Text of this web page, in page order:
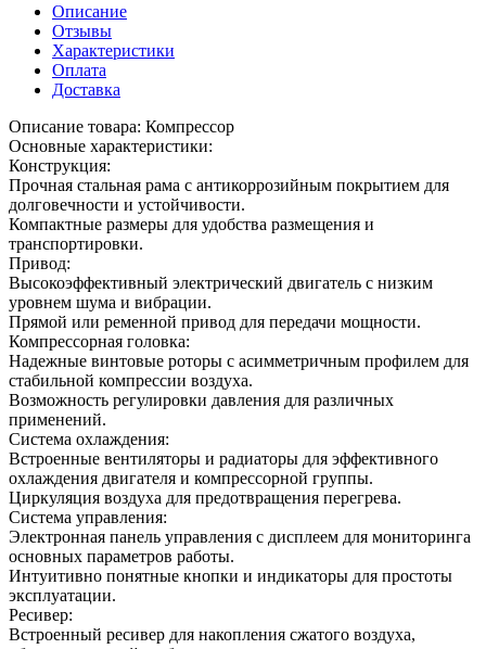
Описание
Отзывы
Характеристики
Оплата
Доставка
Описание товара: Компрессор
Основные характеристики:
Конструкция:
Прочная стальная рама с антикоррозийным покрытием для
долговечности и устойчивости.
Компактные размеры для удобства размещения и
транспортировки.
Привод:
Высокоэффективный электрический двигатель с низким
уровнем шума и вибрации.
Прямой или ременной привод для передачи мощности.
Компрессорная головка:
Надежные винтовые роторы с асимметричным профилем для
стабильной компрессии воздуха.
Возможность регулировки давления для различных
применений.
Система охлаждения:
Встроенные вентиляторы и радиаторы для эффективного
охлаждения двигателя и компрессорной группы.
Циркуляция воздуха для предотвращения перегрева.
Система управления:
Электронная панель управления с дисплеем для мониторинга
основных параметров работы.
Интуитивно понятные кнопки и индикаторы для простоты
эксплуатации.
Ресивер:
Встроенный ресивер для накопления сжатого воздуха,